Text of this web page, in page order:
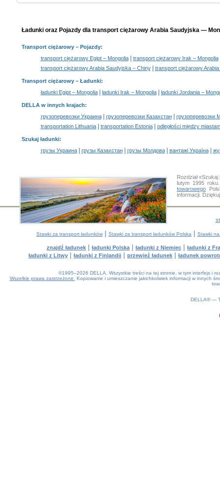
Ładunki oraz Pojazdy dla transport ciężarowy Arabia Saudyjska —
Transport ciężarowy– Pojazdy:
transport ciężarowy Egipt – Mongolia| transport ciężarowy Irak – Mongolia
transport ciężarowy Arabia Saudyjska – Chiny| transport ciężarowy
Transport ciężarowy – Ładunki:
ładunki Egipt – Mongolia| ładunki Irak – Mongolia| ładunki Jordania –
DELLA w innych krajach:
грузоперевозки Украина| грузоперевозки Казахстан|
грузоперевозки
transportation Lithuania| transportation Estonia| odległości między
Szukaj ładunki:
грузы Украина| грузы Казахстан| грузы Молдова| вантажі Україна|
Rozdział
lutym 1995
towarowego
informacji.
Stawki za transport ładunków | Stawki za transport ładunków Polska | Stawki
znajdź ładunek | ładunki Polska | ładunki z Niemiec | ładunki z
ładunki z Litwy | ładunki z Finlandii | przewieź ładunek | ładunek
©1995–2026 DELLA. Wszystkie treści na tej stronie, w tym interfejs i
Wszelkie prawa zastrzeżone.
Kopiowanie i umieszczanie jakichkolwiek informacji w innych
DELLA® —